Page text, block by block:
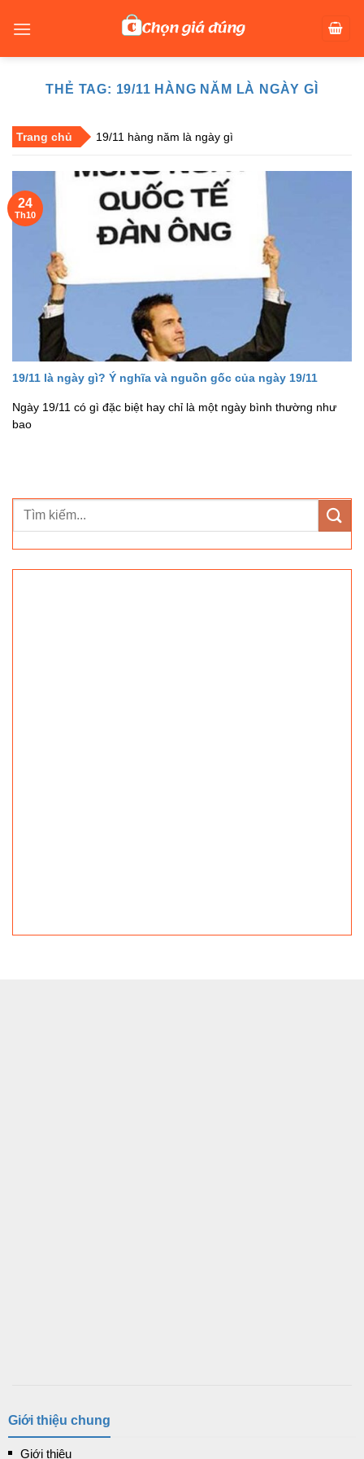
THẺ TAG: 19/11 HÀNG NĂM LÀ NGÀY GÌ
Trang chủ 19/11 hàng năm là ngày gì
19/11 là ngày gì? Ý nghĩa và nguồn gốc của ngày 19/11
Ngày 19/11 có gì đặc biệt hay chỉ là một ngày bình thường như
bao
24
Th10
Giới thiệu chung
Giới thiệu